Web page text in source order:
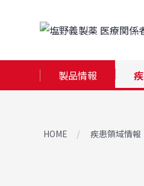
製品情報
HOME 疾患領域情報